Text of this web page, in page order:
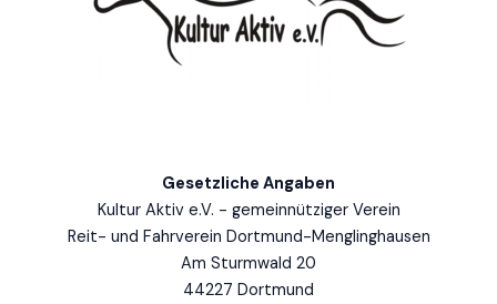
Gesetzliche Angaben
Kultur Aktiv e.V. - gemeinnütziger Verein
Reit- und Fahrverein Dortmund-Menglinghausen
Am Sturmwald 20
44227 Dortmund